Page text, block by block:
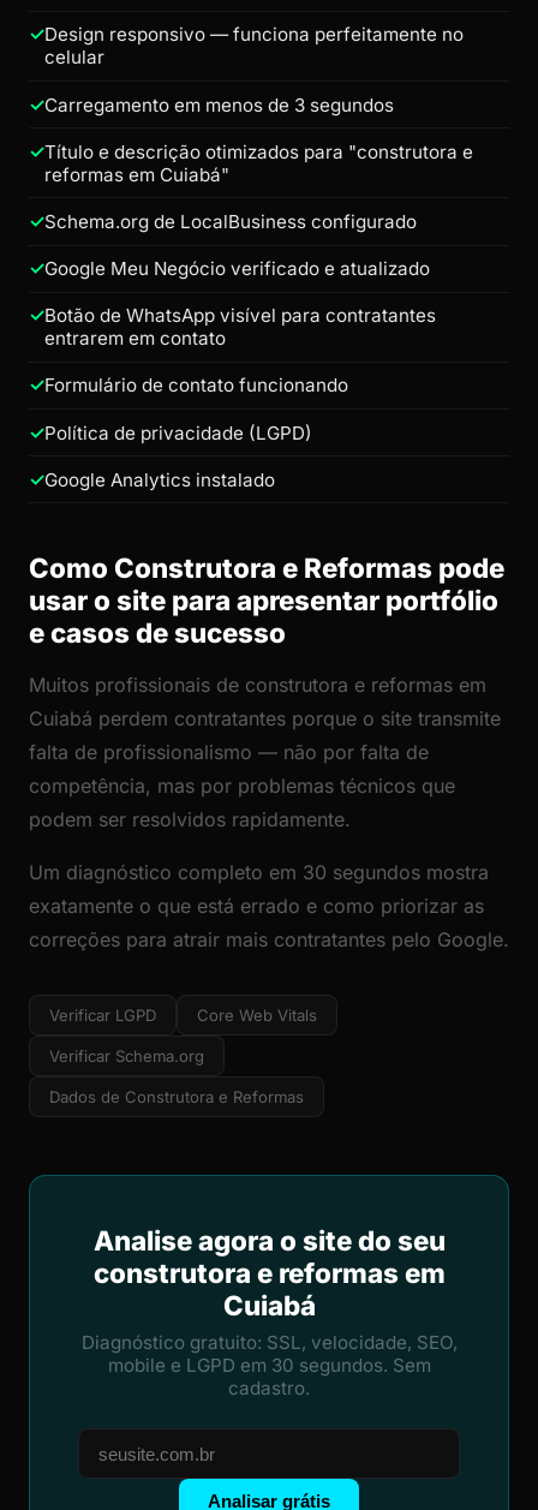
Design responsivo — funciona perfeitamente no
celular
Carregamento em menos de 3 segundos
Título e descrição otimizados para "construtora e
reformas em Cuiabá"
Schema.org de LocalBusiness configurado
Google Meu Negócio verificado e atualizado
Botão de WhatsApp visível para contratantes
entrarem em contato
Formulário de contato funcionando
Política de privacidade (LGPD)
Google Analytics instalado
Como Construtora e Reformas pode
usar o site para apresentar portfólio
e casos de sucesso
Muitos profissionais de construtora e reformas em
Cuiabá perdem contratantes porque o site transmite
falta de profissionalismo — não por falta de
competência, mas por problemas técnicos que
podem ser resolvidos rapidamente.
Um diagnóstico completo em 30 segundos mostra
exatamente o que está errado e como priorizar as
correções para atrair mais contratantes pelo Google.
Verificar LGPD Core Web Vitals
Verificar Schema.org
Dados de Construtora e Reformas
Analise agora o site do seu
construtora e reformas em
Cuiabá
Diagnóstico gratuito: SSL, velocidade, SEO,
mobile e LGPD em 30 segundos. Sem
cadastro.
Analisar grátis